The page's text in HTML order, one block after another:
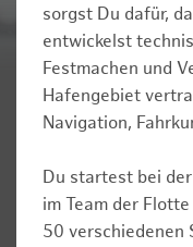
sorgst Du dafür,
entwickelst
Festmachen und
Hafengebiet
Navigation,
Du startest bei
im Team der
50 verschiedenen